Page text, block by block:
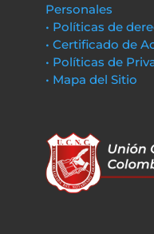
Personales
• Políticas de
• Certificado de
• Políticas de
• Mapa del Sitio